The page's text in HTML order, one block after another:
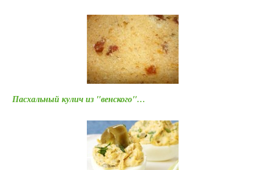
Пасхальный кулич из "венского"…